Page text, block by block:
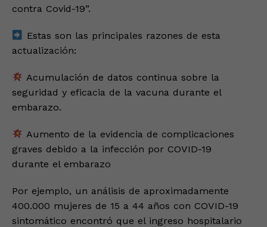
contra Covid-19”.
Estas son las principales razones de esta
actualización:
Acumulación de datos continua sobre la
seguridad y eficacia de la vacuna durante el
embarazo.
Aumento de la evidencia de complicaciones
graves debido a la infección por COVID-19
durante el embarazo
Por ejemplo, un análisis de aproximadamente
400.000 mujeres de 15 a 44 años con COVID-19
sintomático encontró que el ingreso hospitalario